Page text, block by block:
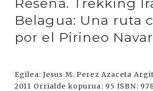
Belagua: Una ruta
por el Pirineo
Egilea: Jesus M. Perez Azaceta
2011 Orrialde kopurua: 95 ISBN: